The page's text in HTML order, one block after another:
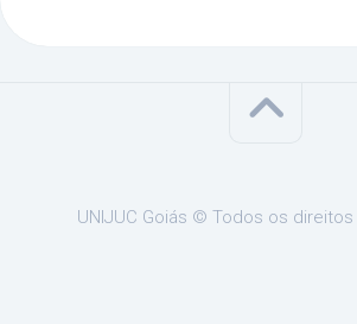
UNIJUC Goiás © Todos os